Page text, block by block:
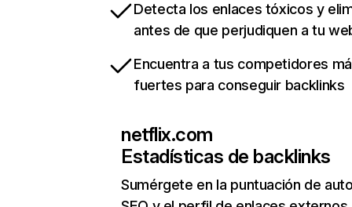
Detecta los enlaces tóxicos y
antes de que perjudiquen a tu
Encuentra a tus competidores
fuertes para conseguir backlinks
netflix.com
Estadísticas de backlinks
Sumérgete en la puntuación de